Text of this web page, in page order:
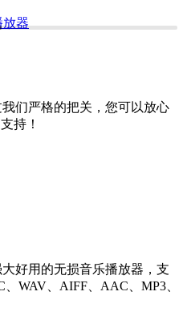
们严格的把关，您可以放心
持！
大好用的无损音乐播放器，支
WAV、AIFF、AAC、MP3、